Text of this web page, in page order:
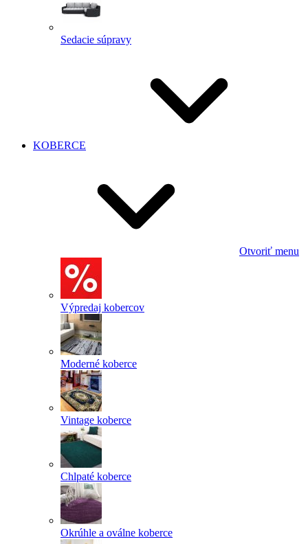
Sedacie súpravy
KOBERCE
Otvoriť menu
Výpredaj kobercov
Moderné koberce
Vintage koberce
Chlpaté koberce
Okrúhle a oválne koberce